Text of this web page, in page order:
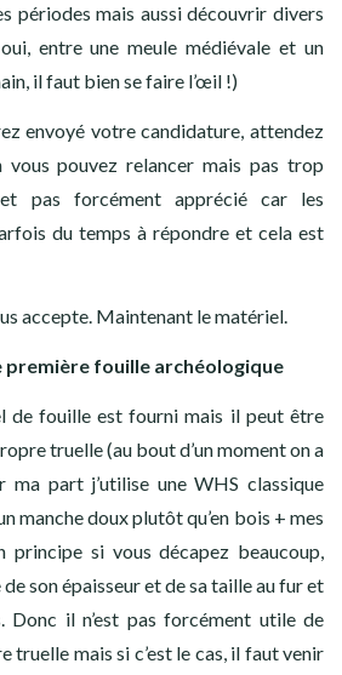
périodes mais aussi découvrir divers
entre une meule médiévale et un
il faut bien se faire l’œil !)
envoyé votre candidature, attendez
vous pouvez relancer mais pas trop
pas forcément apprécié car les
du temps à répondre et cela est
accepte. Maintenant le matériel.
première fouille archéologique
de fouille est fourni mais il peut être
truelle (au bout d’un moment on a
ma part j’utilise une WHS classique
manche doux plutôt qu’en bois + mes
principe si vous décapez beaucoup,
son épaisseur et de sa taille au fur et
Donc il n’est pas forcément utile de
truelle mais si c’est le cas, il faut venir